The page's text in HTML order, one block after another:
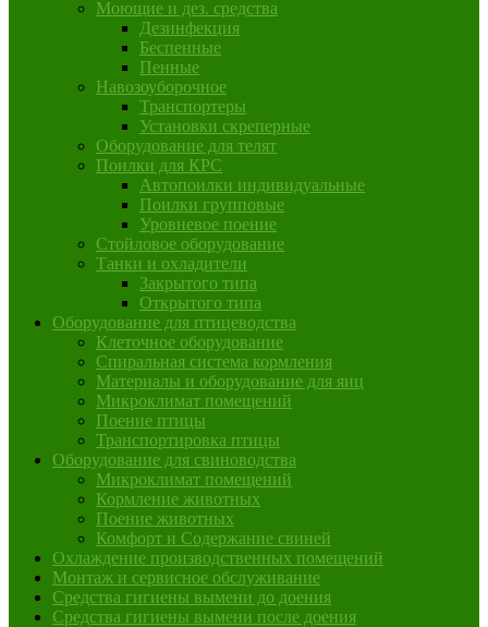
Моющие и дез. средства
Дезинфекция
Беспенные
Пенные
Навозоуборочное
Транспортеры
Установки скреперные
Оборудование для телят
Поилки для КРС
Автопоилки индивидуальные
Поилки групповые
Уровневое поение
Стойловое оборудование
Танки и охладители
Закрытого типа
Открытого типа
Оборудование для птицеводства
Клеточное оборудование
Спиральная система кормления
Материалы и оборудование для яиц
Микроклимат помещений
Поение птицы
Транспортировка птицы
Оборудование для свиноводства
Микроклимат помещений
Кормление животных
Поение животных
Комфорт и Содержание свиней
Охлаждение производственных помещений
Монтаж и сервисное обслуживание
Средства гигиены вымени до доения
Средства гигиены вымени после доения